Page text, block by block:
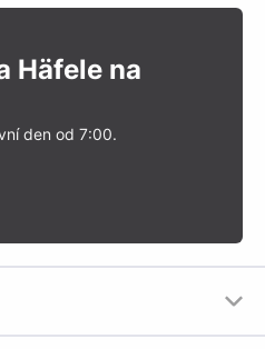
Häfele na
den od 7:00.